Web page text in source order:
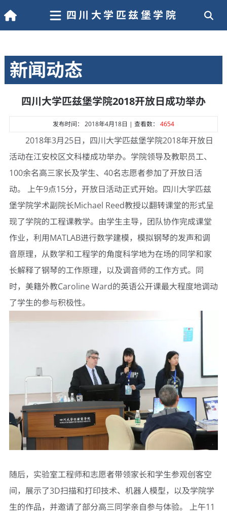
四川大学匹兹堡学院
新闻动态
四川大学匹兹堡学院2018开放日成功举办
发布时间： 2018年4月18日 | 查看数： 4654
2018年3月25日，四川大学匹兹堡学院2018年开放日
活动在江安校区文科楼成功举办。学院领导及教职员工、
100余名高三家长及学生、40名志愿者参加了开放日活
动。 上午9点15分，开放日活动正式开始。四川大学匹兹
堡学院学术副院长Michael Reed教授以翻转课堂的形式呈
现了学院的工程课教学。由学生主导，团队协作完成课堂
作业，利用MATLAB进行数学建模，模拟钢琴的发声和调
音原理，从数学和工程学的角度科学地为在场的同学和家
长解释了钢琴的工作原理，以及调音师的工作方式。同
时，美籍外教Caroline Ward的英语公开课最大程度地调动
了学生的参与积极性。
随后，实验室工程师和志愿者带领家长和学生参观创客空
间，展示了3D扫描和打印技术、机器人模型，以及学院学
生的作品，并邀请了部分高三同学亲自参与体验。 上午11